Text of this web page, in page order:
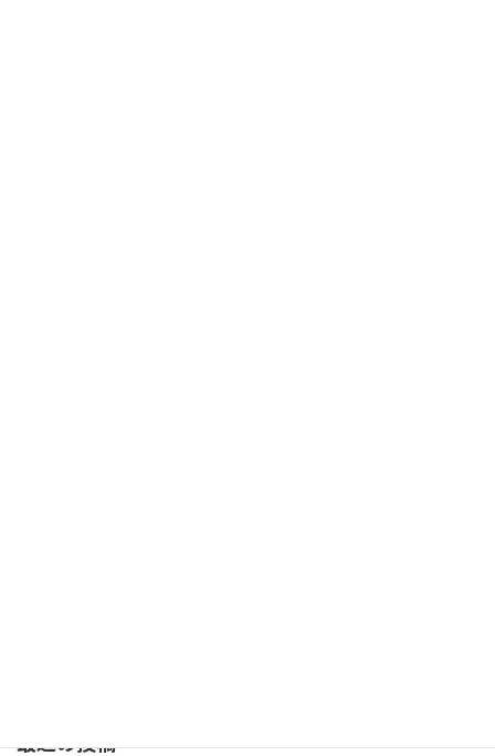
最近の投稿